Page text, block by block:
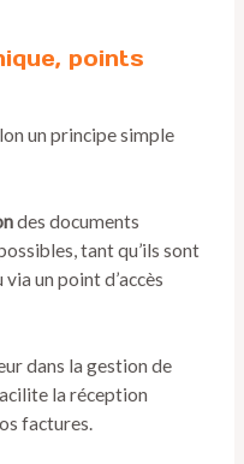
points
un principe simple
des documents
tant qu’ils sont
un point d’accès
dans la gestion de
la réception
factures.